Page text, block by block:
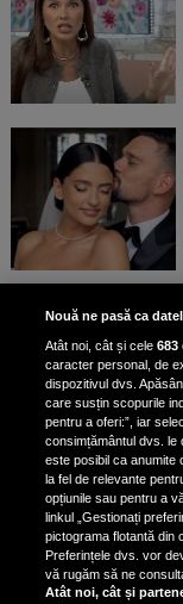
Nouă ne pasă ca
Atât noi, cât și cele683
caracter personal, de
dispozitivul dvs.
care susțin scopurile
pentru a oferi:”, iar
consimțământul dvs. le
este posibil ca anumite
la fel de relevante
opțiunile sau pentru a
linkul „Gestionați
pictograma flotantă din
Preferințele dvs. vor
vă rugăm să ne
Atât noi, cât și